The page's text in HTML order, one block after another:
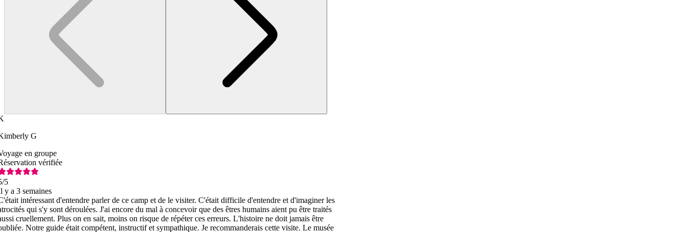
G
en groupe
vérifiée
/5
y a 3 semaines
intéressant d'entendre parler de ce camp et de le visiter. C'était difficile d'entendre et d'imaginer les
qui s'y sont déroulées. J'ai encore du mal à concevoir que des êtres humains aient pu être traités
cruellement. Plus on en sait, moins on risque de répéter ces erreurs. L'histoire ne doit jamais être
Notre guide était compétent, instructif et sympathique. Je recommanderais cette visite. Le musée